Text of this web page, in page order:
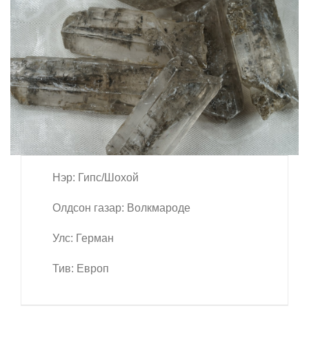
Нэр: Гипс/Шохой
Олдсон газар: Волкмароде
Улс: Герман
Тив: Европ